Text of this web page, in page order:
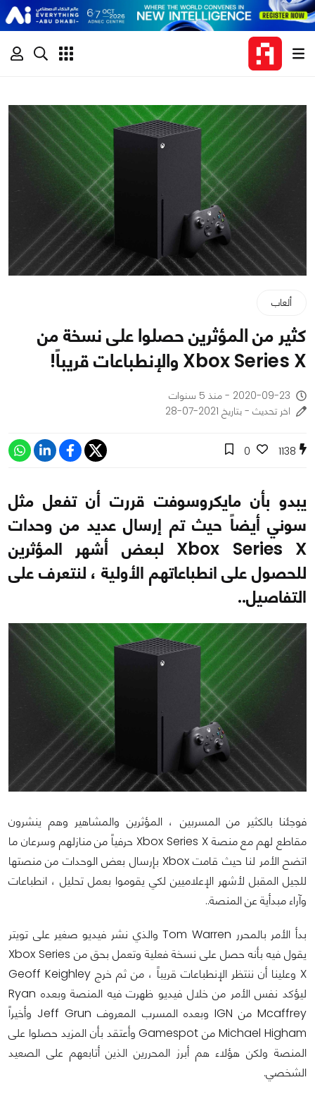
ألعاب
كثير من المؤثرين حصلوا على نسخة من
Xbox Series X والإنطباعات قريباً!
2020-09-23 - منذ 5 سنوات
اخر تحديث - بتاريخ 2021-07-28
1138
0
يبدو بأن مايكروسوفت قررت أن تفعل مثل
سوني أيضاً حيث تم إرسال عديد من وحدات
Xbox Series X لبعض أشهر المؤثرين
للحصول على انطباعاتهم الأولية ، لنتعرف على
التفاصيل..
فوجئنا بالكثير من المسربين ، المؤثرين والمشاهير وهم ينشرون
مقاطع لهم مع منصة Xbox Series X حرفياً من منازلهم وسرعان ما
اتضح الأمر لنا حيث قامت Xbox بإرسال بعض الوحدات من منصتها
للجيل المقبل لأشهر الإعلاميين لكي يقوموا بعمل تحليل ، انطباعات
وآراء مبدأية عن المنصة..
بدأ الأمر بالمحرر Tom Warren والذي نشر فيديو صغير على تويتر
يقول فيه بأنه حصل على نسخة فعلية وتعمل بحق من Xbox Series
X وعلينا أن ننتظر الإنطباعات قريباً ، من ثم خرج Geoff Keighley
ليؤكد نفس الأمر من خلال فيديو ظهرت فيه المنصة وبعده Ryan
Mcaffrey من IGN وبعده المسرب المعروف Jeff Grun وأخيراً
Michael Higham من Gamespot وأعتقد بأن المزيد حصلوا على
المنصة ولكن هؤلاء هم أبرز المحررين الذين أتابعهم على الصعيد
الشخصي.